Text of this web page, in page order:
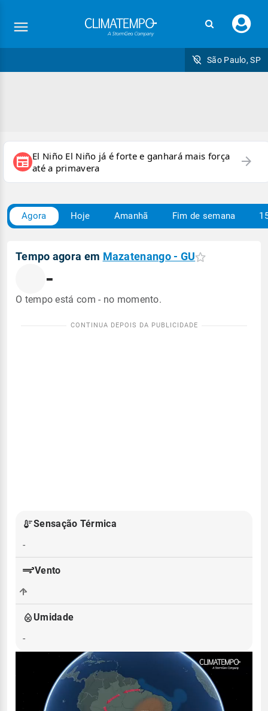
seu
São Paulo, SP
newspaper El Niño El Niño já é forte e ganhará mais força
até a primavera
arrow_forward
Agora Hoje Amanhã Fim de semana
Tempo agora em Mazatenango - GU
-
O tempo está com - no momento.
Sensação Térmica
-
Vento
-
Umidade
-